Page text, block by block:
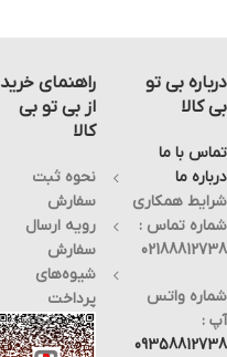
درباره بی تو
بی کالا
تماس با ما
درباره ما
شرایط همکاری
شماره تماس :
02188812738
شماره واتس
آپ :
09358812738
راهنمای خرید
از بی تو بی
کالا
نحوه ثبت
سفارش
رویه ارسال
سفارش
شیوه‌های
پرداخت